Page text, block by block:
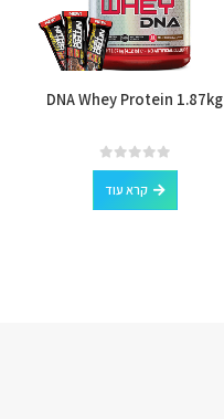
DNA Whey Protein 1.87kg
0
out of 5
קרא עוד